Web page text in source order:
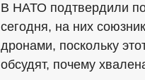
В НАТО подтвердили
сегодня, на них
дронами, поскольку
обсудят, почему